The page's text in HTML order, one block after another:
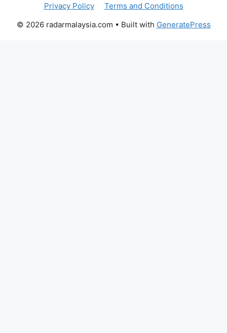
Privacy Policy
Terms and Conditions
© 2026 radarmalaysia.com • Built with GeneratePress